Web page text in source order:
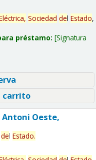
Sociedad del Estado,
préstamo: Signatura
carrito
Oeste,
del Estado.